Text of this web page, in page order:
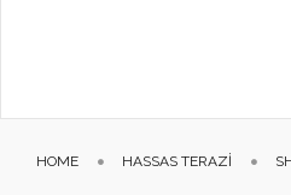
HOME HASSAS TERAZI